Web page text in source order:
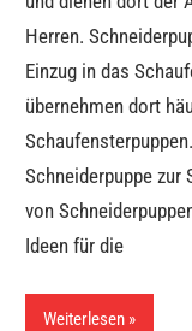
Herren.
Einzug in das
übernehmen dort
Schneiderpuppe zur
von
Ideen für die
Weiterlesen